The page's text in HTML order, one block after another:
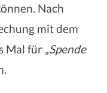
Nach
mit dem
Mal für „Spende